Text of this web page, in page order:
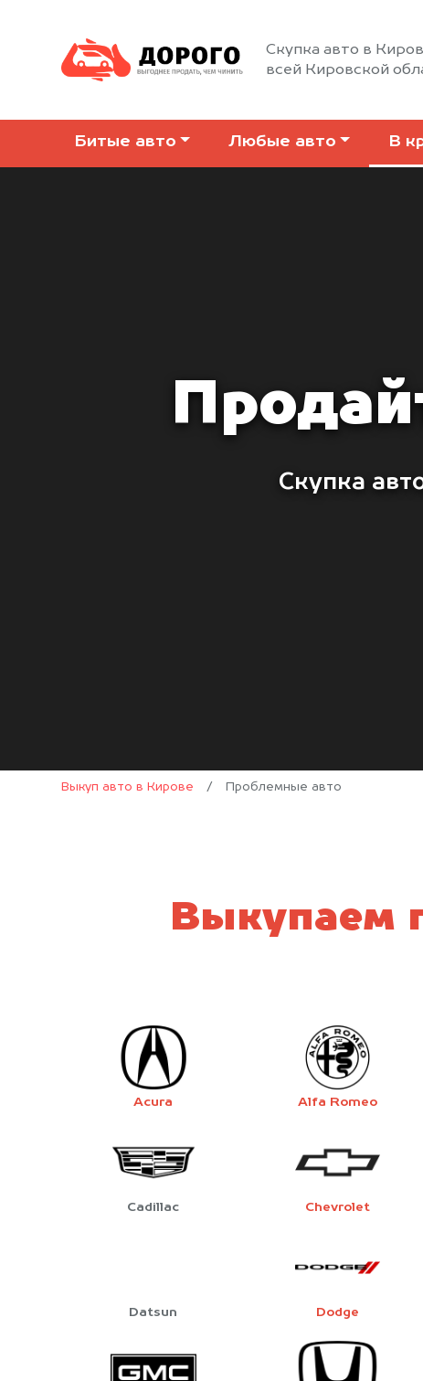
Скупка авто в
всей Кировской
Битые авто Любые авто В
Скупка
Выкуп авто в Кирове / Проблемные авто
Выкупаем
Acura Alfa Romeo
Cadillac Chevrolet
Datsun Dodge